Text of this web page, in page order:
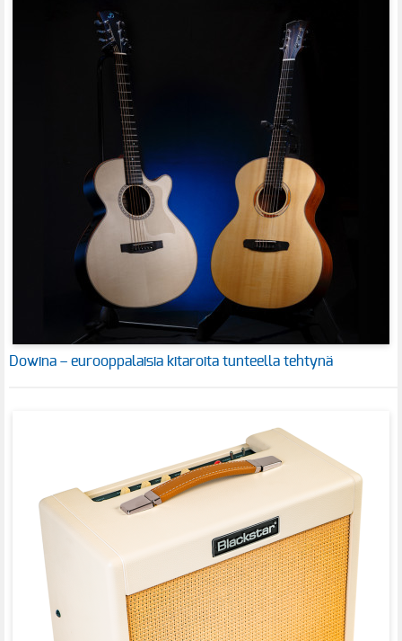
Dowina – eurooppalaisia kitaroita tunteella tehtynä